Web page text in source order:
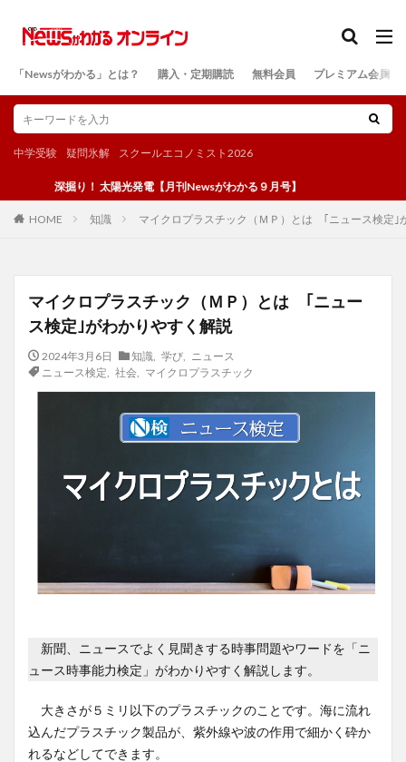
「Newsがわかる」とは？ 購入・定期購読 無料会員 プレミアム会員
中学受験 疑問氷解 スクールエコノミスト2026
深掘り！ 太陽光発電【月刊Newsがわかる９月号】
HOME 知識 マイクロプラスチック（ＭＰ）とは ｢ニュース検定｣
マイクロプラスチック（ＭＰ）とは ｢ニュー
ス検定｣がわかりやすく解説
2024年3月6日 知識 学び
ニュース
ニュース検定
社会, マイクロプラスチック
新聞、ニュースでよく見聞きする時事問題やワードを「ニ
ュース時事能力検定」がわかりやすく解説します。
大きさが５ミリ以下のプラスチックのことです。海に流れ
込んだプラスチック製品が、紫外線や波の作用で細かく砕か
れるなどしてできます。
検索